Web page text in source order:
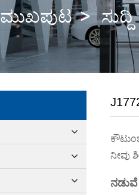
ಮುಖಪುಟ ಸುದ್ದಿ
ನೀವು
ನಡುವೆ